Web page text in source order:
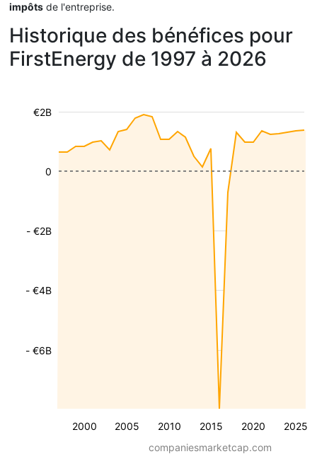
impôts de l'entreprise.
Historique des bénéfices pour
FirstEnergy de 1997 à 2026
2000 2005 2010 2015 2020 2025
- €6B
- €4B
- €2B
€2B
0
companiesmarketcap.com